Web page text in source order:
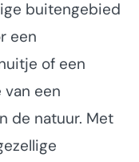
buitengebied
een
of een
een
de natuur. Met